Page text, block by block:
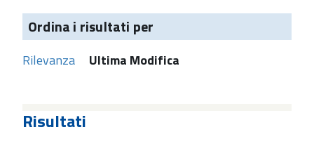
Ordina i risultati per
Rilevanza Ultima Modifica
Risultati